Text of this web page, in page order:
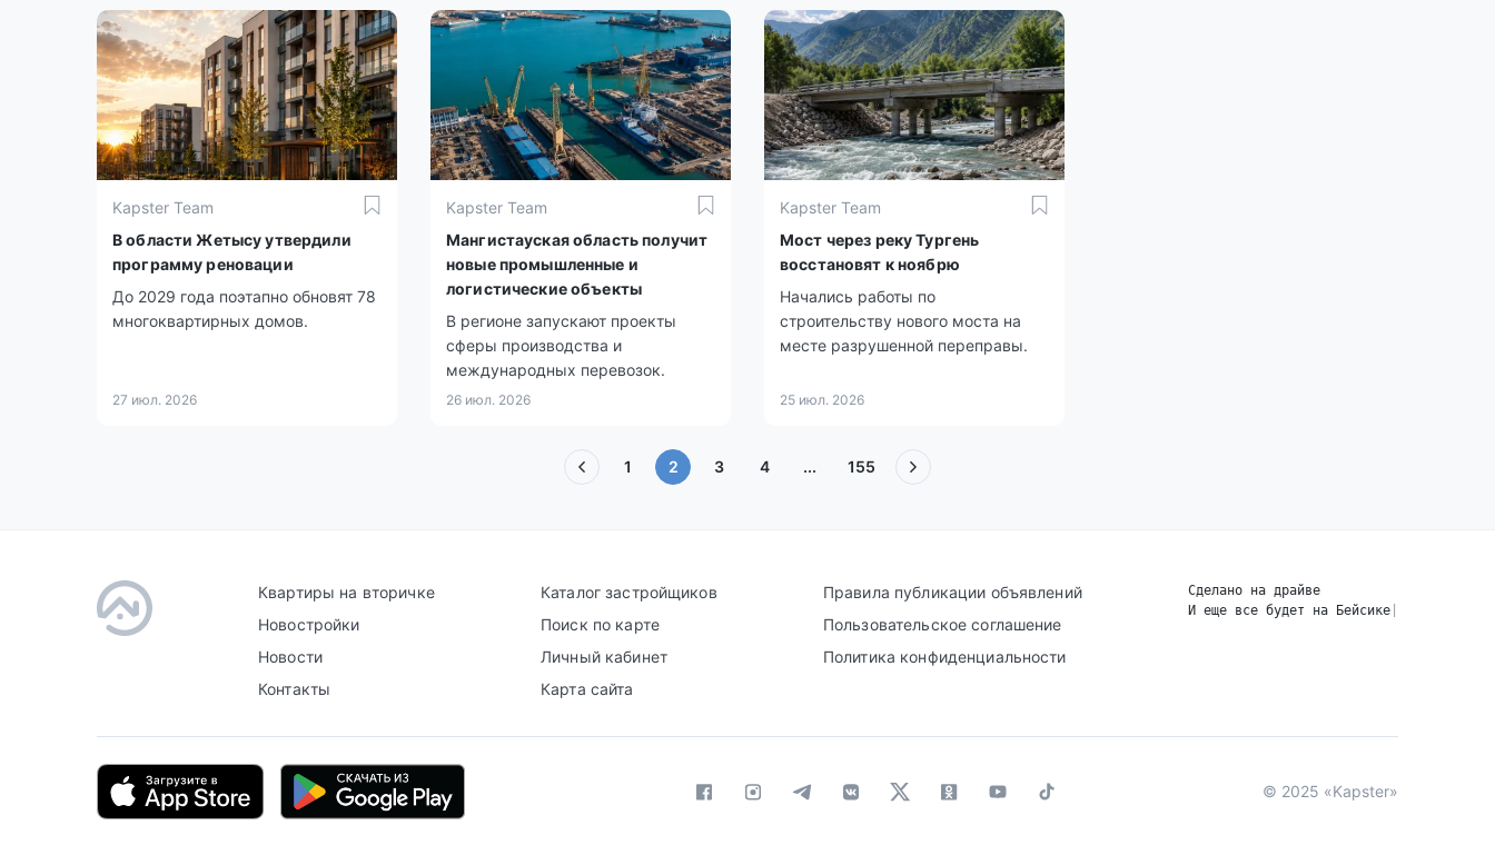
Kapster Team
В области Жетысу утвердили
программу реновации
До 2029 года поэтапно обновят 78
многоквартирных домов.
27 июл. 2026
Kapster Team
Мангистауская область получит
новые промышленные и
логистические объекты
В регионе запускают проекты
сферы производства и
международных перевозок.
26 июл. 2026
Kapster Team
Мост через реку Тургень
восстановят к ноябрю
Начались работы по
строительству нового моста на
месте разрушенной переправы.
25 июл. 2026
1 2(текущая)
3 4 ... 155
Квартиры на вторичке
Новостройки
Новости
Контакты
Каталог застройщиков
Поиск по карте
Личный кабинет
Карта сайта
Правила публикации объявлений
Пользовательское соглашение
Политика конфиденциальности
Сделано на драйве
И еще все будет на Бейсике
© 2025 «Kapster»